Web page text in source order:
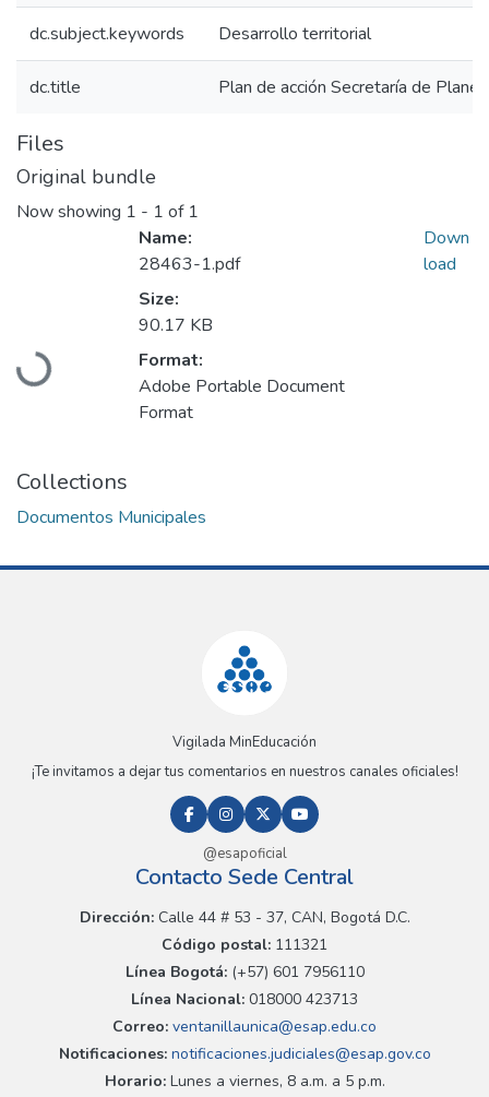
dc.subject.keywords Desarrollo territorial
dc.title Plan de acción Secretaría de
Files
Original bundle
Now showing 1 - 1 of 1
Loading...
Name:
28463-1.pdf
Size:
90.17 KB
Format:
Adobe Portable Document
Format
Down
load
Collections
Documentos Municipales
Vigilada MinEducación
¡Te invitamos a dejar tus comentarios en nuestros canales oficiales!
@esapoficial
Contacto Sede Central
Dirección:Calle 44 # 53 - 37, CAN, Bogotá D.C.
Código postal: 111321
Línea Bogotá:(+57) 601 7956110
Línea Nacional: 018000 423713
Correo: ventanillaunica@esap.edu.co
Notificaciones:notificaciones.judiciales@esap.gov.co
Horario:Lunes a viernes, 8 a.m. a 5 p.m.